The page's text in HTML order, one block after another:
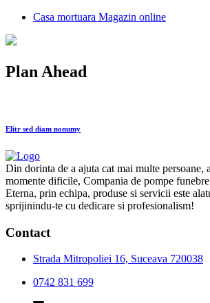
Casa mortuara Magazin online
Plan Ahead
Elitr sed diam nonumy
Din dorinta de a ajuta cat mai multe persoane,
momente dificile, Compania de pompe funebre
Eterna, prin echipa, produse si servicii este
sprijinindu-te cu dedicare si profesionalism!
Contact
Strada Mitropoliei 16, Suceava 720038
0742 831 699